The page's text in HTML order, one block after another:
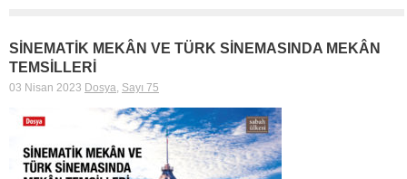
SİNEMATİK MEKÂN VE TÜRK SİNEMASINDA MEKÂN
TEMSİLLERİ
03 Nisan 2023 Dosya, Sayı 75